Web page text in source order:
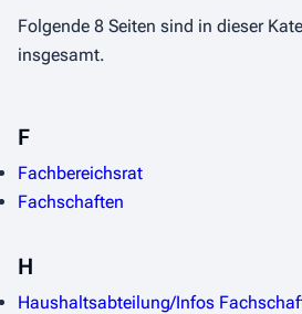
Folgende 8 Seiten sind in dieser
insgesamt.
F
Fachbereichsrat
Fachschaften
H
Haushaltsabteilung/Infos